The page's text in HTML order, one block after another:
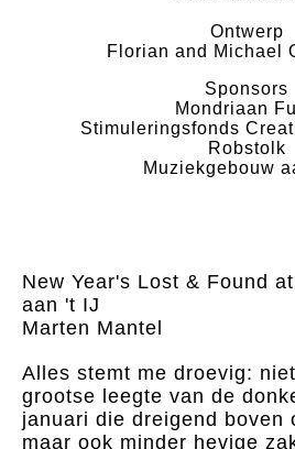
Ontwerp
Florian and Michael
Sponsors
Mondriaan
Stimuleringsfonds
Robstolk
Muziekgebouw
New Year's Lost & Found
aan 't IJ
Marten Mantel
Alles stemt me droevig:
grootse leegte van de
januari die dreigend boven
maar ook minder hevige